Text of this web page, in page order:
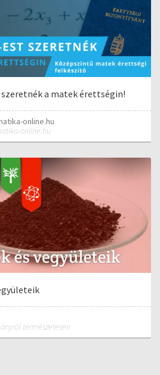
a matek érettségin!
online.hu
online.hu
természetesen